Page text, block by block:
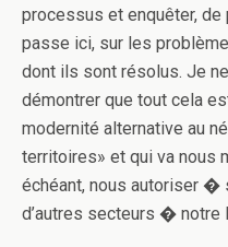
processus et enquêter, de
passe ici, sur les
dont ils sont résolus. Je
démontrer que tout cela
modernité alternative au
territoires» et qui va nous
échéant, nous autoriser �
d’autres secteurs � notre